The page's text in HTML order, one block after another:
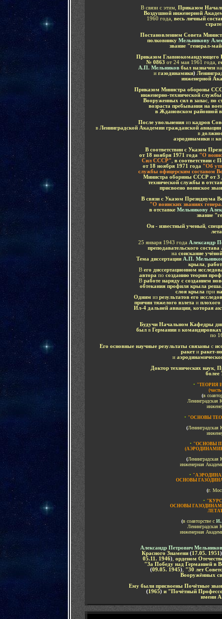
В связи с этим, Приказом
Воздушной инженерной
1960 года, весь личный
Постановлением Совета
полковнику Мельникову
звание "генерал-
Приказом Главнокомандующего
№ 0863 от 24 мая 1961 года,
А.П. Мельниковбыл назначен на
и газодинамики)
инженерной
Приказом Министра обороны
инженерно-технической
Вооруженных сил в запас, по
возраста пребывания на
в Ждановском районной
После увольнения из кадров
в Ленинградской Академии гражданской авиации
в
аэродинамики и
В соответствии с Указом
от 18 ноября 1971 года "О
Сил СССР"
в соответствии с
от 18 ноября 1971 года "Об
службы офицерским составом
Министра оборины СССР от 3
технической службы в
присвоено воинское
В связи с Указом Президиума
"О воинских званиях
в отставке Мельникову
звание
Он - известный ученый
25 января 1943 года Александр
преподавательского
на соискание
Тема диссертации А.П.
крыла
В его диссертационном
автора по созданию теории
Вработе наряду с созданием
обтекания профиля крыла
слоя крыла при
Одним из результатов его
причин тяжелого взлета и
Ил-4 дальней авиации которая
Будучи Начальном Кафедры
был в Германии в
по
Его основные научные результаты связаны с
ракети ракет-
и
Доктор технических наук
более
• "ТЕОРИЯ
(в
Ленинградская
• "ОСНОВЫ
(Ленинградская
• "ОСНОВЫ
(Ленинградская
инженерная
•
ОСНОВЫ
(г.
• "
ОСНОВЫ
(в соавторстве с
Ленинградская
инженерная
Александр Петрович Мельников
Красного Знамени (17.05. 1951 )
05.11. 1946) орденом
"За Победу над Германией в
(09.05. 1945),
"30 лет
Вооружённых
Ему были присвоены Почётные
(1965)и "Почётный
имени